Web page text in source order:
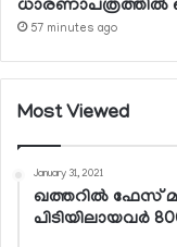
ധാരണാപത്രത്തില്‍
57 minutes ago
Most Viewed
January 31, 2021
ഖത്തറില്‍ ഫേസ്
പിടിയിലായവര്‍